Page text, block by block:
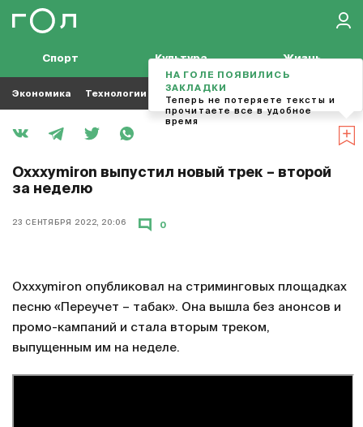
Спорт Культура Жизнь
Экономика Технологии Кино Футбол
Oxxxymiron выпустил новый трек – второй
за неделю
23 СЕНТЯБРЯ 2022, 20:06 0
Oxxxymiron опубликовал на стриминговых площадках
песню «Переучет – табак». Она вышла без анонсов и
промо-кампаний и стала вторым треком,
выпущенным им на неделе.
НА ГОЛЕ ПОЯВИЛИСЬ
ЗАКЛАДКИ
Теперь не потеряете тексты и
прочитаете все в удобное
время